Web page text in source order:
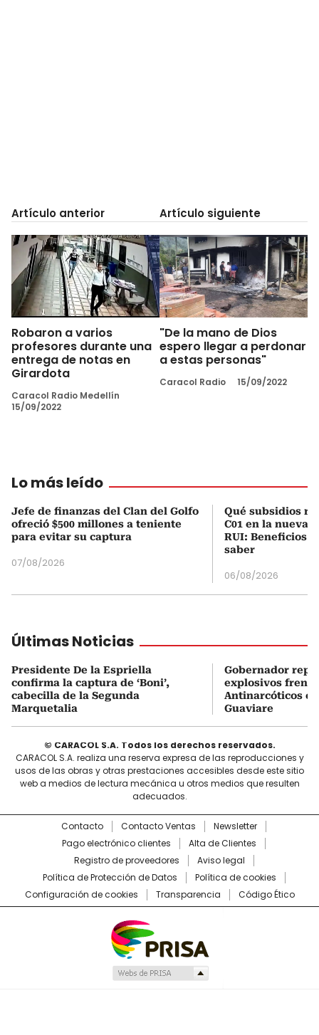
Artículo anterior
Robaron a varios
profesores durante una
entrega de notas en
Girardota
Caracol Radio Medellín
15/09/2022
Artículo siguiente
"De la mano de Dios
espero llegar a perdonar
a estas personas"
Caracol Radio 15/09/2022
Lo más leído
Jefe de finanzas del Clan del Golfo
ofreció $500 millones a teniente
para evitar su captura
07/08/2026
Qué subsidios
C01 en la nueva
RUI: Beneficios
saber
06/08/2026
Últimas Noticias
Presidente De la Espriella
confirma la captura de ‘Boni’,
cabecilla de la Segunda
Marquetalia
Gobernador
explosivos frente
Antinarcóticos
Guaviare
© CARACOL S.A. Todos los derechos reservados.
CARACOL S.A. realiza una reserva expresa de las reproducciones y
usos de las obras y otras prestaciones accesibles desde este sitio
web a medios de lectura mecánica u otros medios que resulten
adecuados.
Contacto Contacto Ventas
Newsletter
Pago electrónico clientes
Alta de Clientes
Registro de proveedores
Aviso legal
Política de Protección de Datos
Política de cookies
Configuración de cookies
Transparencia Código Ético